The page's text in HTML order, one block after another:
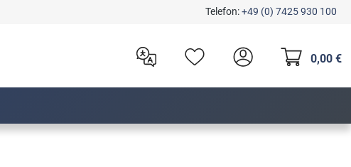
Telefon:+49 (0) 7425 930 100
0,00 €